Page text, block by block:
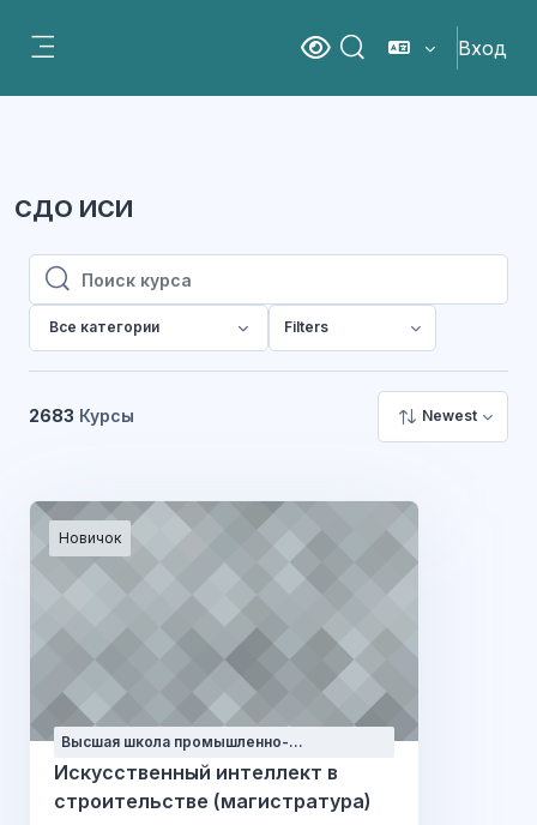
Версия для
Изменить данные
Вход
СДО ИСИ
Поиск курса
Поиск курса
Все категории Filters
2683 Курсы Newest
Новичок
Высшая школа промышленно-
гражданского и дорожного
строительства
Искусственный интеллект в
строительстве (магистратура)